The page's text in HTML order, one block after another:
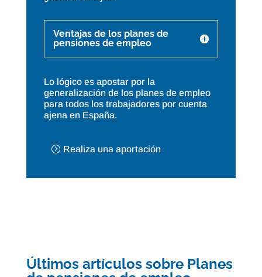
Ventajas de los planes de
pensiones de empleo
Lo lógico es apostar por la
generalización de los planes de empleo
para todos los trabajadores por cuenta
ajena en España.
Realiza una aportación
Últimos artículos sobre Planes